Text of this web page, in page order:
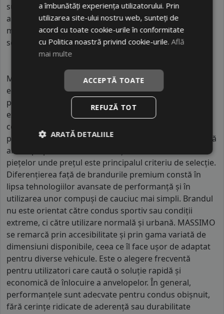
superioare. Intre o anvelopa din clasa de franare B si
alta din clasa E este o diferenta de aproximativ 13.5
metri, contribuind astfel, la o siguranta mai mare a
soferului si participantilor din trafic.
MASSIMO este un brand de anvelope din segmentul
economic, produs în Asia în fabrici industriale mari,
parte din ecosisteme de producție orientate spre
export global. Aceste fabrici sunt optimizate pentru
costuri reduse și producție în volum mare, utilizând
procese standardizate și automatizate. MASSIMO oferă
anvelope pentru autoturisme și SUV-uri, fiind destinat
piețelor unde prețul este principalul criteriu de selecție.
Diferențierea față de brandurile premium constă în
lipsa tehnologiilor avansate de performanță și în
utilizarea unor compuși de cauciuc mai simpli. Brandul
nu este orientat către condus sportiv sau condiții
extreme, ci către utilizare normală și urbană. MASSIMO
se remarcă prin accesibilitate și prin gama variată de
dimensiuni disponibile, ceea ce îl face ușor de adaptat
pentru diverse vehicule. Este o alegere frecventă
pentru utilizatori care caută o soluție rapidă și
economică de înlocuire a anvelopelor. În general,
performanțele sunt adecvate pentru condus obișnuit,
fără cerințe ridicate de aderență sau durabilitate
a îmbunătăți experiența utilizatorului. Prin
utilizarea site-ului nostru web, sunteți de
acord cu toate cookie-urile în conformitate
cu Politica noastră privind cookie-urile.Află
mai multe
ACCEPTĂ TOATE
REFUZĂ TOT
ARATĂ DETALIILE